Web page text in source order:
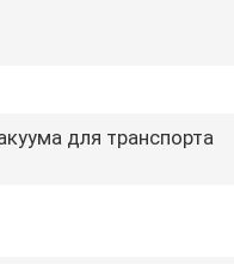
для транспорта